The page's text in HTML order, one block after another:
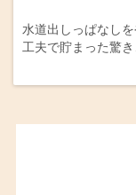
水道出しっぱなし
工夫で貯まった驚き